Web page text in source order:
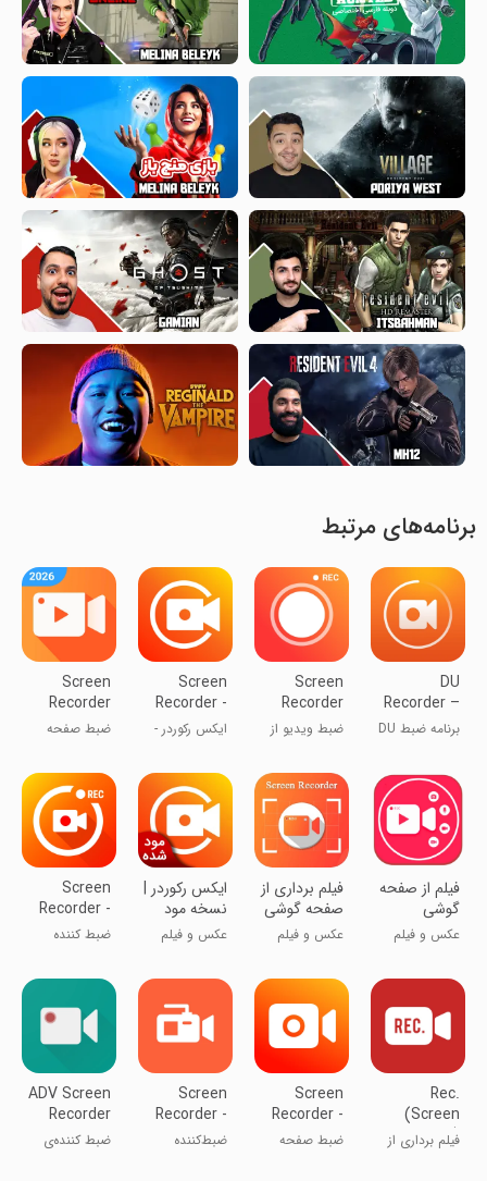
برنامه‌های مرتبط
DU
Recorder –
Screen
Recorder,
Editor, Live
برنامه ضبط DU
ویرایش ویدئو،
لایو
Screen
Recorder
GU
Recorder
ضبط ویدیو از
Screen
Recorder -
XRecorder
ایکس رکوردر -
صفحه‌ی گوشی
Screen
Recorder
Video
ضبط صفحه
فیلم از صفحه
گوشی
عکس و فیلم
فیلم برداری از
صفحه گوشی
عکس و فیلم
ایکس رکوردر |
نسخه مود
شده
عکس و فیلم
Screen
Recorder -
AX
ضبط کننده
کننده AX
Rec.
(Screen
Recorder)
فیلم برداری از
Screen
Recorder -
Vidma
ضبط صفحه
Screen
Recorder -
AZ
ضبط‌کننده
ADV Screen
Recorder
ضبط‌ کننده‌ی